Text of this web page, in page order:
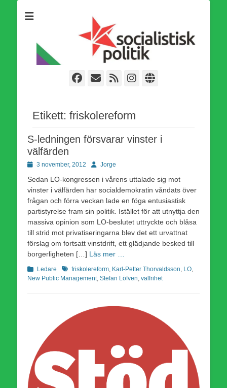
världsomfattande socialistiska Fjärde Internationalen och en viktig
tillgång i kampen för en socialistisk framtid!
Facebook
E-
Webbflöde
Instagram
Webbplats
Etikett: friskolereform
S-ledningen försvarar vinster i
välfärden
Publicerad
3 november, 2012 Författare
Jorge
Sedan LO-kongressen i vårens uttalade sig mot
vinster i välfärden har socialdemokratin våndats över
frågan och förra veckan lade en föga entusiastisk
partistyrelse fram sin politik. Istället för att utnyttja den
massiva opinion som LO-beslutet uttryckte och blåsa
till strid mot privatiseringarna blev det ett urvattnat
förslag om fortsatt vinstdrift, ett glädjande besked till
borgerligheten […] Läs mer …
Kategorier
Ledare Etiketter
friskolereform Karl-Petter Thorvaldsson LO
New Public Management, Stefan Löfven valfrihet